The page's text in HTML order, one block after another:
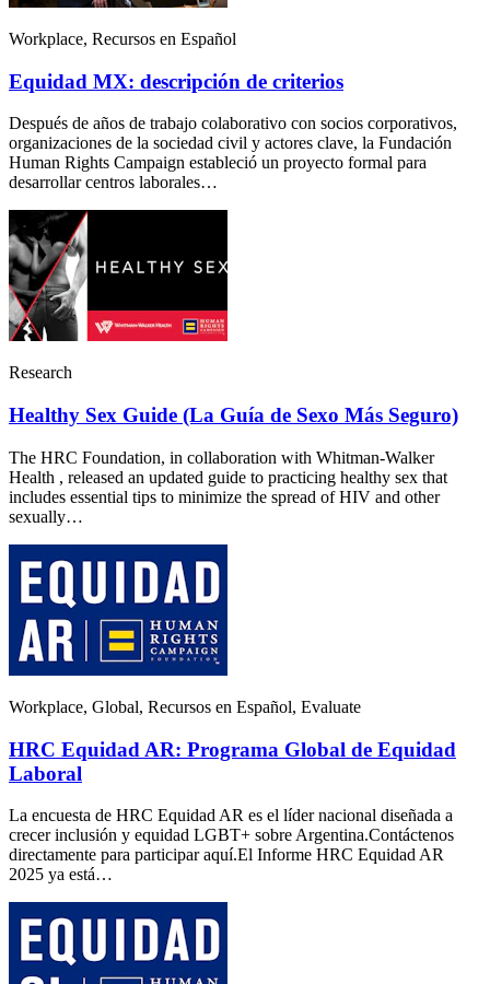
Workplace, Recursos en Español
Equidad MX: descripción de criterios
Después de años de trabajo colaborativo con socios corporativos,
organizaciones de la sociedad civil y actores clave, la Fundación
Human Rights Campaign estableció un proyecto formal para
desarrollar centros laborales…
Research
Healthy Sex Guide (La Guía de Sexo Más Seguro)
The HRC Foundation, in collaboration with Whitman-Walker
Health , released an updated guide to practicing healthy sex that
includes essential tips to minimize the spread of HIV and other
sexually…
Workplace, Global, Recursos en Español, Evaluate
HRC Equidad AR: Programa Global de Equidad
Laboral
La encuesta de HRC Equidad AR es el líder nacional diseñada a
crecer inclusión y equidad LGBT+ sobre Argentina.Contáctenos
directamente para participar aquí.El Informe HRC Equidad AR
2025 ya está…